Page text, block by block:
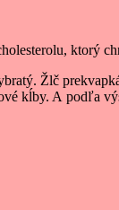
ktorý
Žlč
kĺby. A podľa